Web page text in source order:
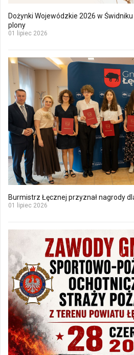
Dożynki Wojewódzkie 2026 w
plony
01 lipiec 2026
Burmistrz Łęcznej przyznał nagrody
01 lipiec 2026